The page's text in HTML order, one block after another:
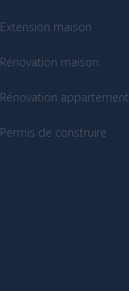
Extension maison
Rénovation maison
Rénovation appartement
Permis de construire